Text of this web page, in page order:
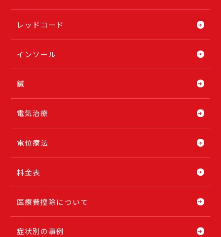
レッドコード
インソール
鍼
電気治療
電位療法
料金表
医療費控除について
症状別の事例